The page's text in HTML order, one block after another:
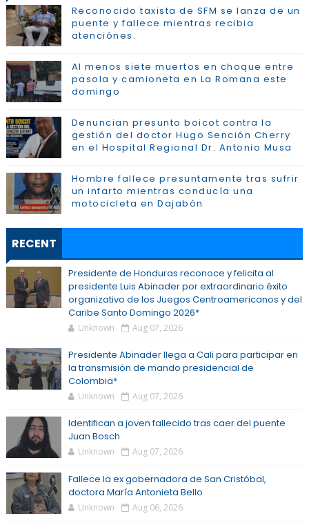
Reconocido taxista de SFM se lanza de un
puente y fallece mientras recibia
atenciónes.
Al menos siete muertos en choque entre
pasola y camioneta en La Romana este
domingo
Denuncian presunto boicot contra la
gestión del doctor Hugo Sención Cherry
en el Hospital Regional Dr. Antonio Musa
Hombre fallece presuntamente tras sufrir
un infarto mientras conducía una
motocicleta en Dajabón
RECENT
Presidente de Honduras reconoce y felicita al
presidente Luis Abinader por extraordinario éxito
organizativo de los Juegos Centroamericanos y del
Caribe Santo Domingo 2026*
Unknown Aug 07, 2026
Presidente Abinader llega a Cali para participar en
la transmisión de mando presidencial de
Colombia*
Unknown Aug 07, 2026
Identifican a joven fallecido tras caer del puente
Juan Bosch
Unknown Aug 07, 2026
Fallece la ex gobernadora de San Cristóbal,
doctora María Antonieta Bello
Unknown Aug 06, 2026